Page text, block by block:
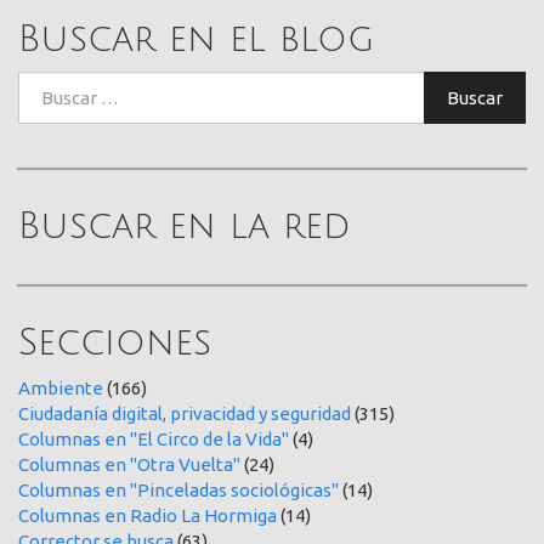
Buscar en el blog
Buscar
Buscar en la red
Secciones
Ambiente (166)
Ciudadanía digital, privacidad y seguridad (315)
Columnas en "El Circo de la Vida"(4)
Columnas en "Otra Vuelta"(24)
Columnas en "Pinceladas sociológicas"(14)
Columnas en Radio La Hormiga(14)